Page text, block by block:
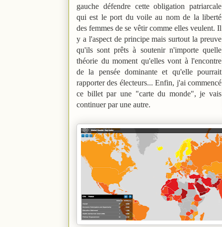
gauche défendre cette obligation patriarcale
qui est le port du voile au nom de la liberté
des femmes de se vêtir comme elles veulent. Il
y a l'aspect de principe mais surtout la preuve
qu'ils sont prêts à soutenir n'importe quelle
théorie du moment qu'elles vont à l'encontre
de la pensée dominante et qu'elle pourrait
rapporter des électeurs... Enfin, j'ai commencé
ce billet par une "carte du monde", je vais
continuer par une autre.